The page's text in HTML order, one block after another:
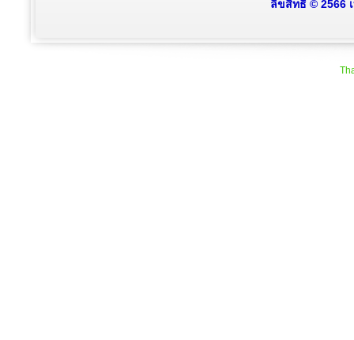
ลิขสิทธิ์ © 2566